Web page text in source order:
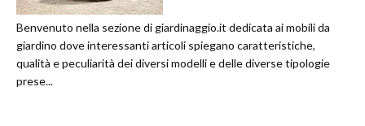
Benvenuto nella sezione di giardinaggio.it dedicata ai mobili da
giardino dove interessanti articoli spiegano caratteristiche,
qualità e peculiarità dei diversi modelli e delle diverse tipologie
prese...